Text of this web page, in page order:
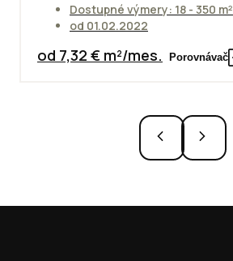
Dostupné výmery: 18 - 350 m²
od 01.02.2022
od 7,32 € m²/mes. Porovnávač